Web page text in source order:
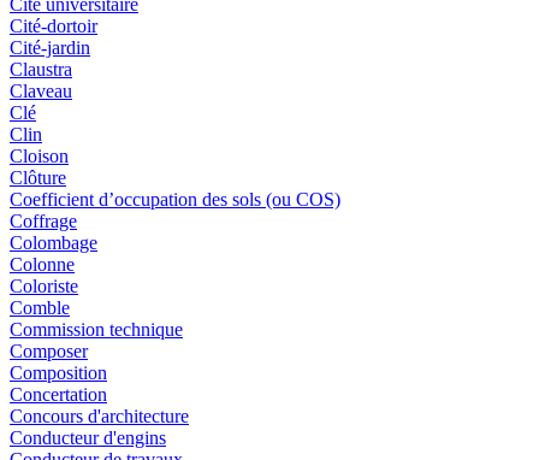
Cité universitaire
Cité-dortoir
Cité-jardin
Claustra
Claveau
Clé
Clin
Cloison
Clôture
Coefficient d’occupation des sols (ou COS)
Coffrage
Colombage
Colonne
Coloriste
Comble
Commission technique
Composer
Composition
Concertation
Concours d'architecture
Conducteur d'engins